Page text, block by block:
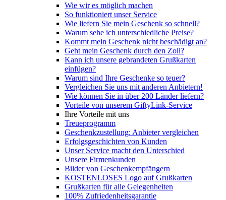
Wie wir es möglich machen
So funktioniert unser Service
Wie liefern Sie mein Geschenk so schnell?
Warum sehe ich unterschiedliche Preise?
Kommt mein Geschenk nicht beschädigt an?
Geht mein Geschenk durch den Zoll?
Kann ich unsere gebrandeten Grußkarten
einfügen?
Warum sind Ihre Geschenke so teuer?
Vergleichen Sie uns mit anderen Anbietern!
Wie können Sie in über 200 Länder liefern?
Vorteile von unserem GiftyLink-Service
Ihre Vorteile mit uns
Treueprogramm
Geschenkzustellung: Anbieter vergleichen
Erfolgsgeschichten von Kunden
Unser Service macht den Unterschied
Unsere Firmenkunden
Bilder von Geschenkempfängern
KOSTENLOSES Logo auf Grußkarten
Grußkarten für alle Gelegenheiten
100% Zufriedenheitsgarantie